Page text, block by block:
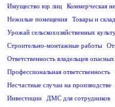
Имущество юр лиц
Коммерческая
Нежилые помещения
Товары и
Урожай сельскохозяйственных
Строительно-монтажные работы
Ответственность владельцев
Профессиональная ответственность
Несчастные случаи на производстве
Инвестиции
ДМС для сотрудников